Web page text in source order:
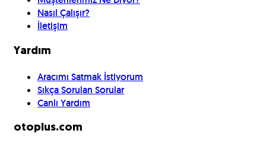
Nasıl Çalışır?
İletişim
Yardım
Aracımı Satmak İstiyorum
Sıkça Sorulan Sorular
Canlı Yardım
otoplus.com